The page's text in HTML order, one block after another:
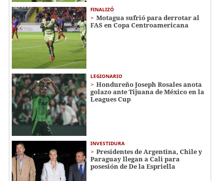
FINALIZÓ
Motagua sufrió para derrotar al
FAS en Copa Centroamericana
LEGIONARIO
Hondureño Joseph Rosales anota
golazo ante Tijuana de México en la
Leagues Cup
INVESTIDURA
Presidentes de Argentina, Chile y
Paraguay llegan a Cali para
posesión de De la Espriella